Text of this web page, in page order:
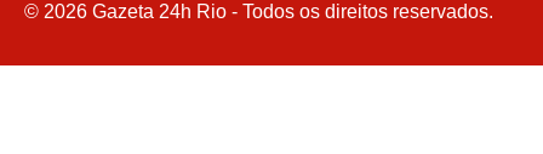
© 2026 Gazeta 24h Rio - Todos os direitos reservados.